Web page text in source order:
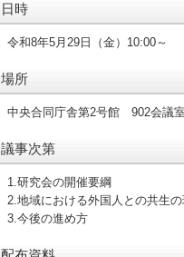
日時
令和8年5月29日（金）10:00～
場所
中央合同庁舎第2号館 902会議
議事次第
1.研究会の開催要綱
2.地域における外国人との共生
3.今後の進め方